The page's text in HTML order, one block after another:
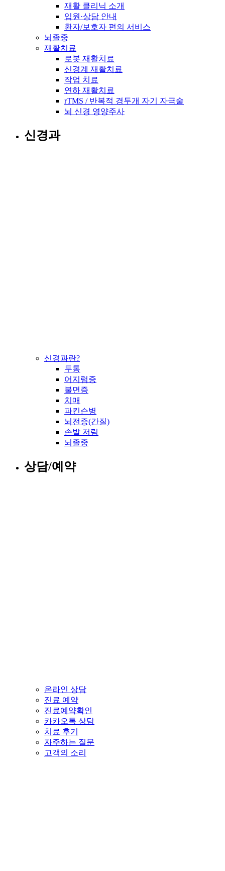
재활 클리닉 소개
입원·상담 안내
환자/보호자 편의 서비스
뇌졸중
재활치료
로봇 재활치료
신경계 재활치료
작업 치료
연하 재활치료
rTMS / 반복적 경두개 자기 자극술
뇌 신경 영양주사
신경과
신경과란?
두통
어지럼증
불면증
치매
파킨슨병
뇌전증(간질)
손발 저림
뇌졸중
상담/예약
온라인 상담
진료 예약
진료예약확인
카카오톡 상담
치료 후기
자주하는 질문
고객의 소리